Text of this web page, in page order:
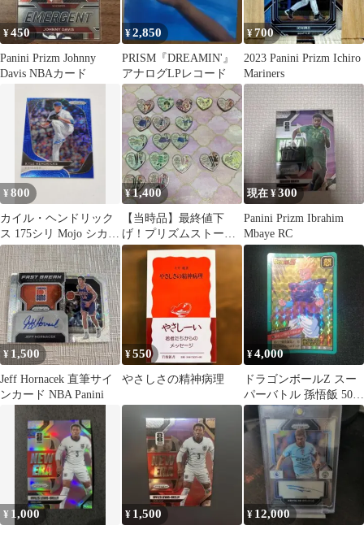
¥450
Panini Prizm Johnny
Davis NBAカード
¥2,850
PRISM『DREAMIN'』
アナログLPレコード
¥700
2023 Panini Prizm Ichiro
Mariners
¥800
カイル・ヘンドリック
ス 175シリ Mojo シカゴ
Panini MLB
¥1,400
【当時品】最終値下
げ！プリズムストーン
詰め合わせ
現在 ¥300
Panini Prizm Ibrahim
Mbaye RC
¥1,500
Jeff Hornacek 直筆サイ
ンカード NBA Panini
¥550
やさしさの精神病理
¥4,000
ドラゴンボールZ スー
パーバトル 孫悟飯 507
怒り【隠れプリズム】
¥ 1,000 ¥ 1,500 ¥ 12,000